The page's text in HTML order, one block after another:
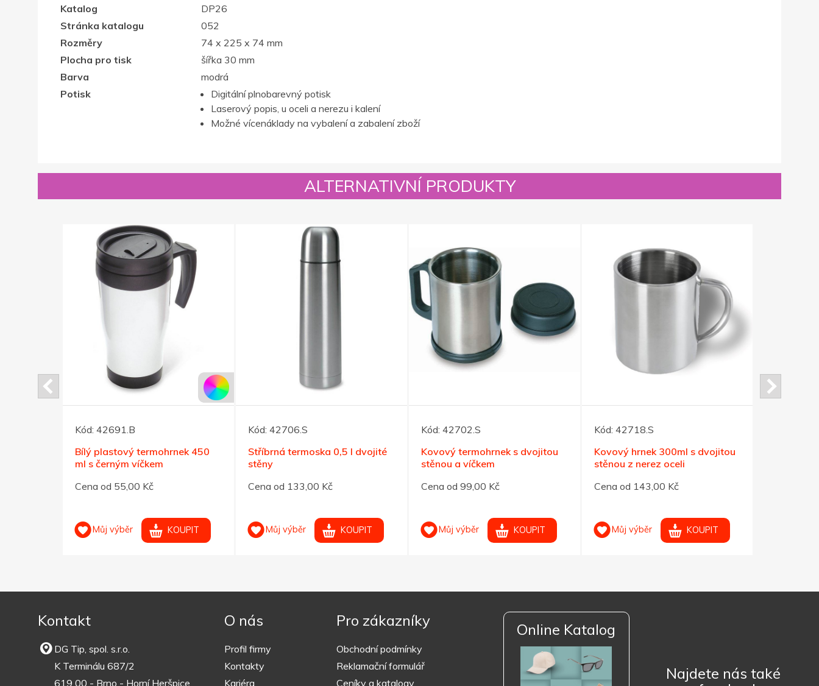
Katalog
DP26
Stránka katalogu
052
Rozměry
74 x 225 x 74 mm
Plocha pro tisk
šířka 30 mm
Barva
modrá
Potisk
Digitální plnobarevný potisk
Laserový popis, u oceli a nerezu i kalení
Možné vícenáklady na vybalení a zabalení zboží
ALTERNATIVNÍ PRODUKTY
Kód: 42691.B
Bílý plastový termohrnek 450
ml s černým víčkem
Cena od 55,00 Kč
Můj výběr KOUPIT
Kód: 42706.S
Stříbrná termoska 0,5 l dvojité
stěny
Cena od 133,00 Kč
Můj výběr KOUPIT
Kód: 42702.S
Kovový termohrnek s dvojitou
stěnou a víčkem
Cena od 99,00 Kč
Můj výběr KOUPIT
Kód: 42718.S
Kovový hrnek 300ml s dvojitou
stěnou z nerez oceli
Cena od 143,00 Kč
Můj výběr KOUPIT
Kontakt
DG Tip, spol. s.r.o.
K Terminálu 687/2
619 00 - Brno - Horní Heršpice
O nás
Profil firmy
Kontakty
Kariéra
Pro zákazníky
Obchodní podmínky
Reklamační formulář
Ceníky a katalogy
Online Katalog
Najdete nás také